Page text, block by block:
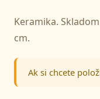
Keramika.
cm.
Ak si chcete